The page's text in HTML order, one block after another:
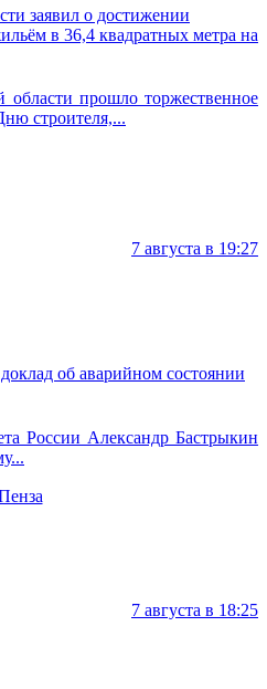
заявил о достижении
в 36,4 квадратных метра на
области прошло торжественное
строителя,...
7 августа в 19:27
об аварийном состоянии
России Александр Бастрыкин
7 августа в 18:25